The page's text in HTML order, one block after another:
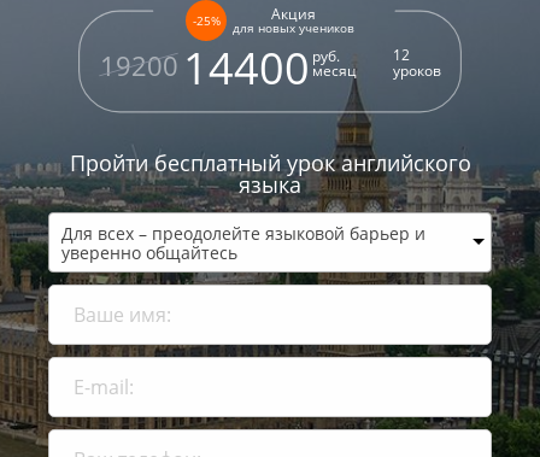
-25% Акция
для новых учеников
19200 14400 руб.
месяц
12
уроков
Пройти бесплатный уроканглийского
языка
Для всех – преодолейте языковой барьер и
уверенно общайтесь